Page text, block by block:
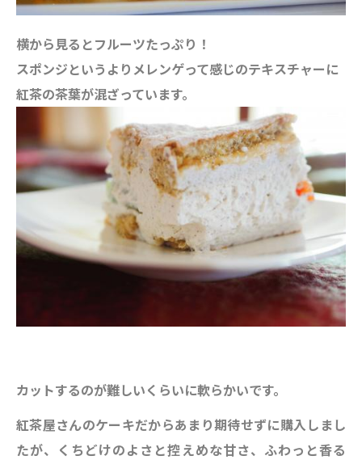
横から見るとフルーツたっぷり！
スポンジというよりメレンゲって感じのテキスチャーに
紅茶の茶葉が混ざっています。
カットするのが難しいくらいに軟らかいです。
紅茶屋さんのケーキだからあまり期待せずに購入しまし
たが、くちどけのよさと控えめな甘さ、ふわっと香る